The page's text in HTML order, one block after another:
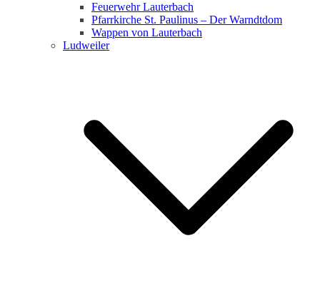
Feuerwehr Lauterbach
Pfarrkirche St. Paulinus – Der Warndtdom
Wappen von Lauterbach
Ludweiler